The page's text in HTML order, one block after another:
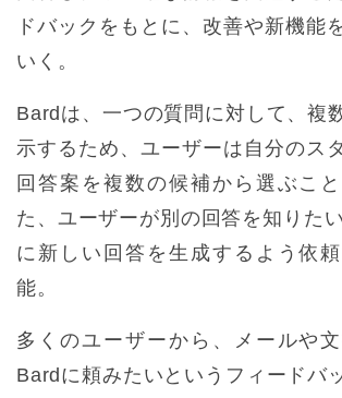
ドバックをもとに、改善や新機能
いく。
Bardは、一つの質問に対して、複
示するため、ユーザーは自分のス
回答案を複数の候補から選ぶこ
た、ユーザーが別の回答を知りた
に新しい回答を生成するよう依
能。
多くのユーザーから、メールや
Bardに頼みたいというフィードバ